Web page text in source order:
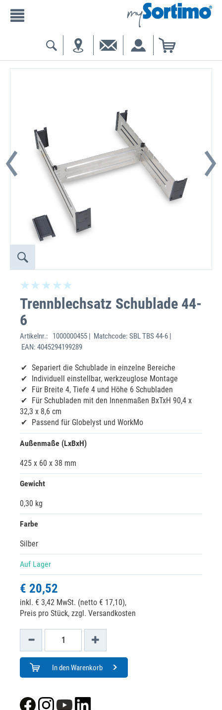
Trennblechsatz Schublade 44-
6
Artikelnr.:
1000000455 | Matchcode: SBL TBS 44-6 |
EAN: 4045294199289
Separiert die Schublade in einzelne Bereiche
Individuell einstellbar, werkzeuglose Montage
Für Breite 4, Tiefe 4 und Höhe 6 Schubladen
Für Schubladen mit den Innenmaßen BxTxH 90,4 x
32,3 x 8,6 cm
Passend für Globelyst und WorkMo
Außenmaße (LxBxH)
425 x 60 x 38 mm
Gewicht
0,30 kg
Farbe
Silber
Auf Lager
€ 20,52
inkl. € 3,42 MwSt. (netto € 17,10),
Preis pro Stück, zzgl. Versandkosten
In den Warenkorb